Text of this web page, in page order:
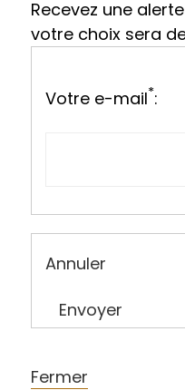
Recevez une
votre choix sera
Votre e-mail*:
Annuler
Envoyer
Fermer